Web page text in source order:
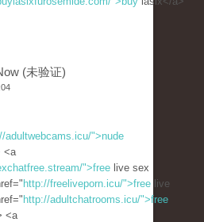
(未验证)
adultwebcams.icu/">nude
<a
">free live sex
http://freeliveporn.icu/">free live
http://adultchatrooms.icu/">free
<a